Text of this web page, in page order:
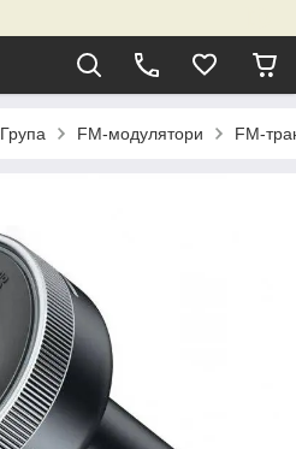
Група FM-модулятори FM-